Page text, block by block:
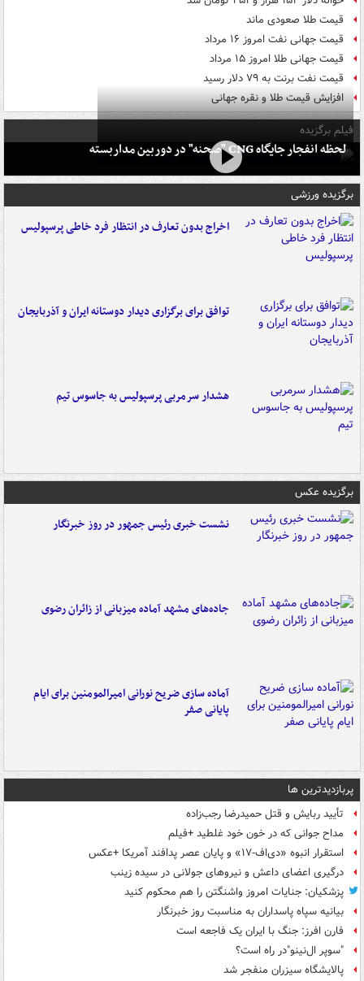
قیمت طلا صعودی ماند
قیمت جهانی نفت امروز ۱۶ مرداد
قیمت جهانی طلا امروز ۱۵ مرداد
قیمت نفت برنت به ۷۹ دلار رسید
افزایش قیمت طلا و نقره جهانی
فیلم برگزیده
لحظه انفجار جایگاه CNG "صحنه" در دوربین مداربسته
برگزیده ورزشی
اخراج بدون تعارف در انتظار فرد خاطی پرسپولیس
توافق برای برگزاری دیدار دوستانه ایران و آذربایجان
هشدار سرمربی پرسپولیس به جاسوس تیم
برگزیده عکس
نشست خبری رئیس جمهور در روز خبرنگار
جاده‌های مشهد آماده میزبانی از زائران رضوی
آماده سازی ضریح نورانی امیرالمومنین برای ایام
پایانی صفر
پربازدیدترین ها
تأیید ربایش و قتل حمیدرضا رجب‌زاده
مداح جوانی که در خون خود غلطید +فیلم
استقرار انبوه «دی‌اف‑۱۷» و پایان عصر پدافند آمریکا +عکس
درگیری اعضای داعش و نیروهای جولانی در سیده زینب
پزشکیان: جنایات امروز واشنگتن را هم محکوم کنید
بیانیه سپاه پاسداران به مناسبت روز خبرنگار
فارن افرز: جنگ با ایران یک فاجعه است
"سوپر ال‌نینو"در راه است؟
پالایشگاه سیزران منفجر شد